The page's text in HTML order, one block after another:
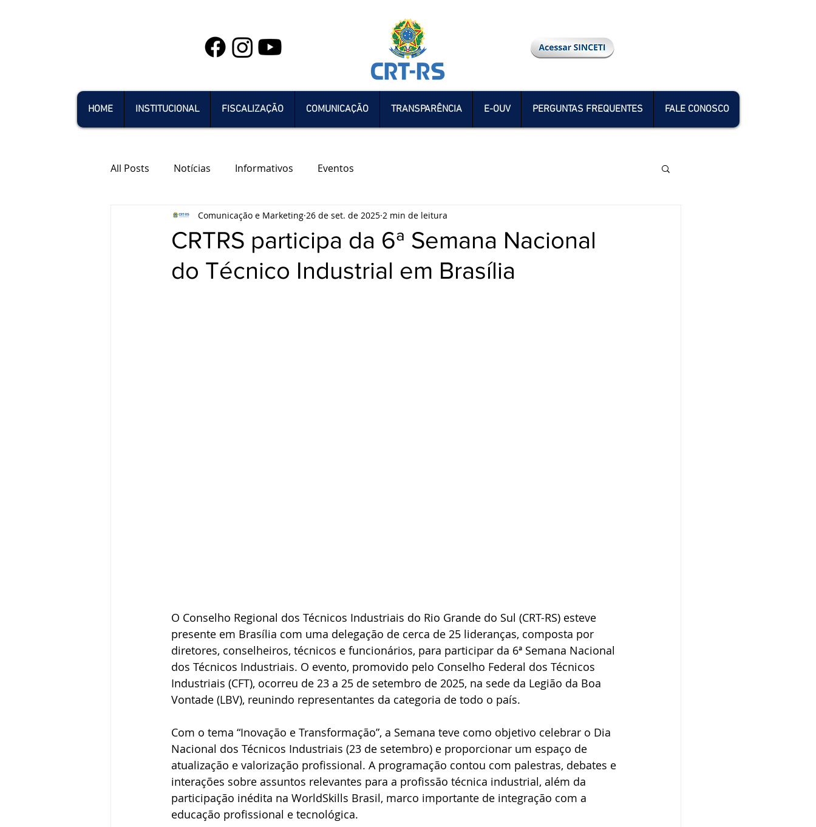
HOME INSTITUCIONAL FISCALIZAÇÃO COMUNICAÇÃO TRANSPARÊNCIA E-OUV PERGUNTAS FREQUENTES FALE CONOSCO
All Posts Notícias Informativos Eventos
CRTRS participa da 6ª Semana Nacional
do Técnico Industrial em Brasília
Comunicação e Marketing 26 de set. de 2025 2 min de leitura
O Conselho Regional dos Técnicos Industriais do Rio Grande do Sul (CRT-RS) esteve
presente em Brasília com uma delegação de cerca de 25 lideranças, composta por
diretores, conselheiros, técnicos e funcionários, para participar da 6ª Semana Nacional
dos Técnicos Industriais. O evento, promovido pelo Conselho Federal dos Técnicos
Industriais (CFT), ocorreu de 23 a 25 de setembro de 2025, na sede da Legião da Boa
Vontade (LBV), reunindo representantes da categoria de todo o país.
Com o tema “Inovação e Transformação”, a Semana teve como objetivo celebrar o Dia
Nacional dos Técnicos Industriais (23 de setembro) e proporcionar um espaço de
atualização e valorização profissional. A programação contou com palestras, debates e
interações sobre assuntos relevantes para a profissão técnica industrial, além da
participação inédita na WorldSkills Brasil, marco importante de integração com a
educação profissional e tecnológica.